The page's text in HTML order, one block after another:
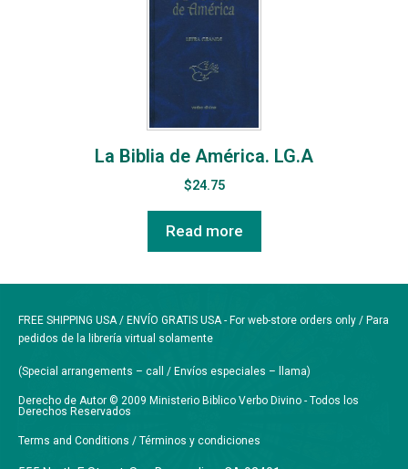
La Biblia de América. LG.A
$24.75
Read more
FREE SHIPPING USA / ENVÍO GRATIS USA - For web-store orders only / Para
pedidos de la librería virtual solamente
(Special arrangements – call / Envíos especiales – llama)
Derecho de Autor © 2009 Ministerio Biblico Verbo Divino - Todos los
Derechos Reservados
Terms and Conditions / Términos y condiciones